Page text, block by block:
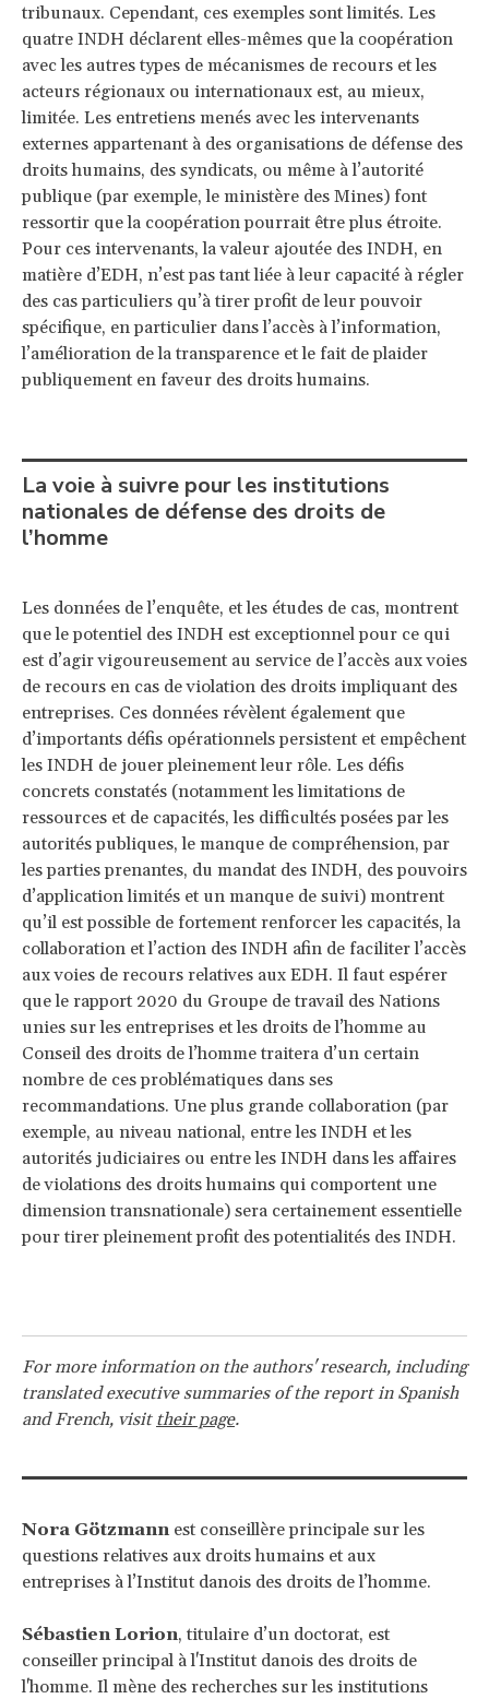
tribunaux. Cependant, ces exemples sont limités. Les
quatre INDH déclarent elles-mêmes que la coopération
avec les autres types de mécanismes de recours et les
acteurs régionaux ou internationaux est, au mieux,
limitée. Les entretiens menés avec les intervenants
externes appartenant à des organisations de défense des
droits humains, des syndicats, ou même à l’autorité
publique (par exemple, le ministère des Mines) font
ressortir que la coopération pourrait être plus étroite.
Pour ces intervenants, la valeur ajoutée des INDH, en
matière d’EDH, n’est pas tant liée à leur capacité à régler
des cas particuliers qu’à tirer profit de leur pouvoir
spécifique, en particulier dans l’accès à l’information,
l’amélioration de la transparence et le fait de plaider
publiquement en faveur des droits humains.
La voie à suivre pour les institutions
nationales de défense des droits de
l’homme
Les données de l’enquête, et les études de cas, montrent
que le potentiel des INDH est exceptionnel pour ce qui
est d’agir vigoureusement au service de l’accès aux voies
de recours en cas de violation des droits impliquant des
entreprises. Ces données révèlent également que
d’importants défis opérationnels persistent et empêchent
les INDH de jouer pleinement leur rôle. Les défis
concrets constatés (notamment les limitations de
ressources et de capacités, les difficultés posées par les
autorités publiques, le manque de compréhension, par
les parties prenantes, du mandat des INDH, des pouvoirs
d’application limités et un manque de suivi) montrent
qu’il est possible de fortement renforcer les capacités, la
collaboration et l’action des INDH afin de faciliter l’accès
aux voies de recours relatives aux EDH. Il faut espérer
que le rapport 2020 du Groupe de travail des Nations
unies sur les entreprises et les droits de l’homme au
Conseil des droits de l’homme traitera d’un certain
nombre de ces problématiques dans ses
recommandations. Une plus grande collaboration (par
exemple, au niveau national, entre les INDH et les
autorités judiciaires ou entre les INDH dans les affaires
de violations des droits humains qui comportent une
dimension transnationale) sera certainement essentielle
pour tirer pleinement profit des potentialités des INDH.
For more information on the authors' research, including
translated executive summaries of the report in Spanish
and French, visit their page.
Nora Götzmann est conseillère principale sur les
questions relatives aux droits humains et aux
entreprises à l’Institut danois des droits de l’homme.
Sébastien Lorion, titulaire d’un doctorat, est
conseiller principal à l'Institut danois des droits de
l'homme. Il mène des recherches sur les institutions